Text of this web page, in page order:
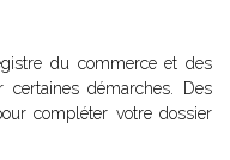
du commerce et des
certaines démarches. Des
compléter votre dossier